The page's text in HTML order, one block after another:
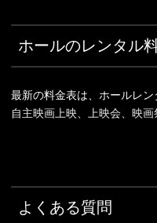
ホールのレンタル
最新の料金表は、ホールレン
自主映画上映、上映会、映
よくある質問